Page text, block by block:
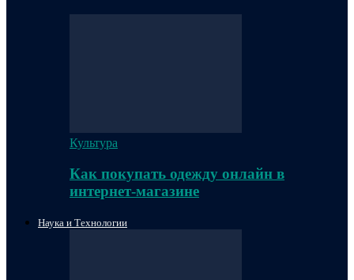
Культура
Как покупать одежду онлайн в
интернет-магазине
Наука и Технологии